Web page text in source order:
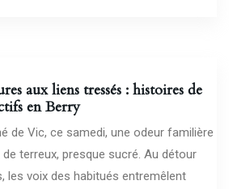
aux liens tressés : histoires de
en Berry
de Vic, ce samedi, une odeur familière
terreux, presque sucré. Au détour
les voix des habitués entremêlent